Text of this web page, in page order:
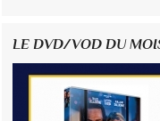
LE DVD/VOD DU